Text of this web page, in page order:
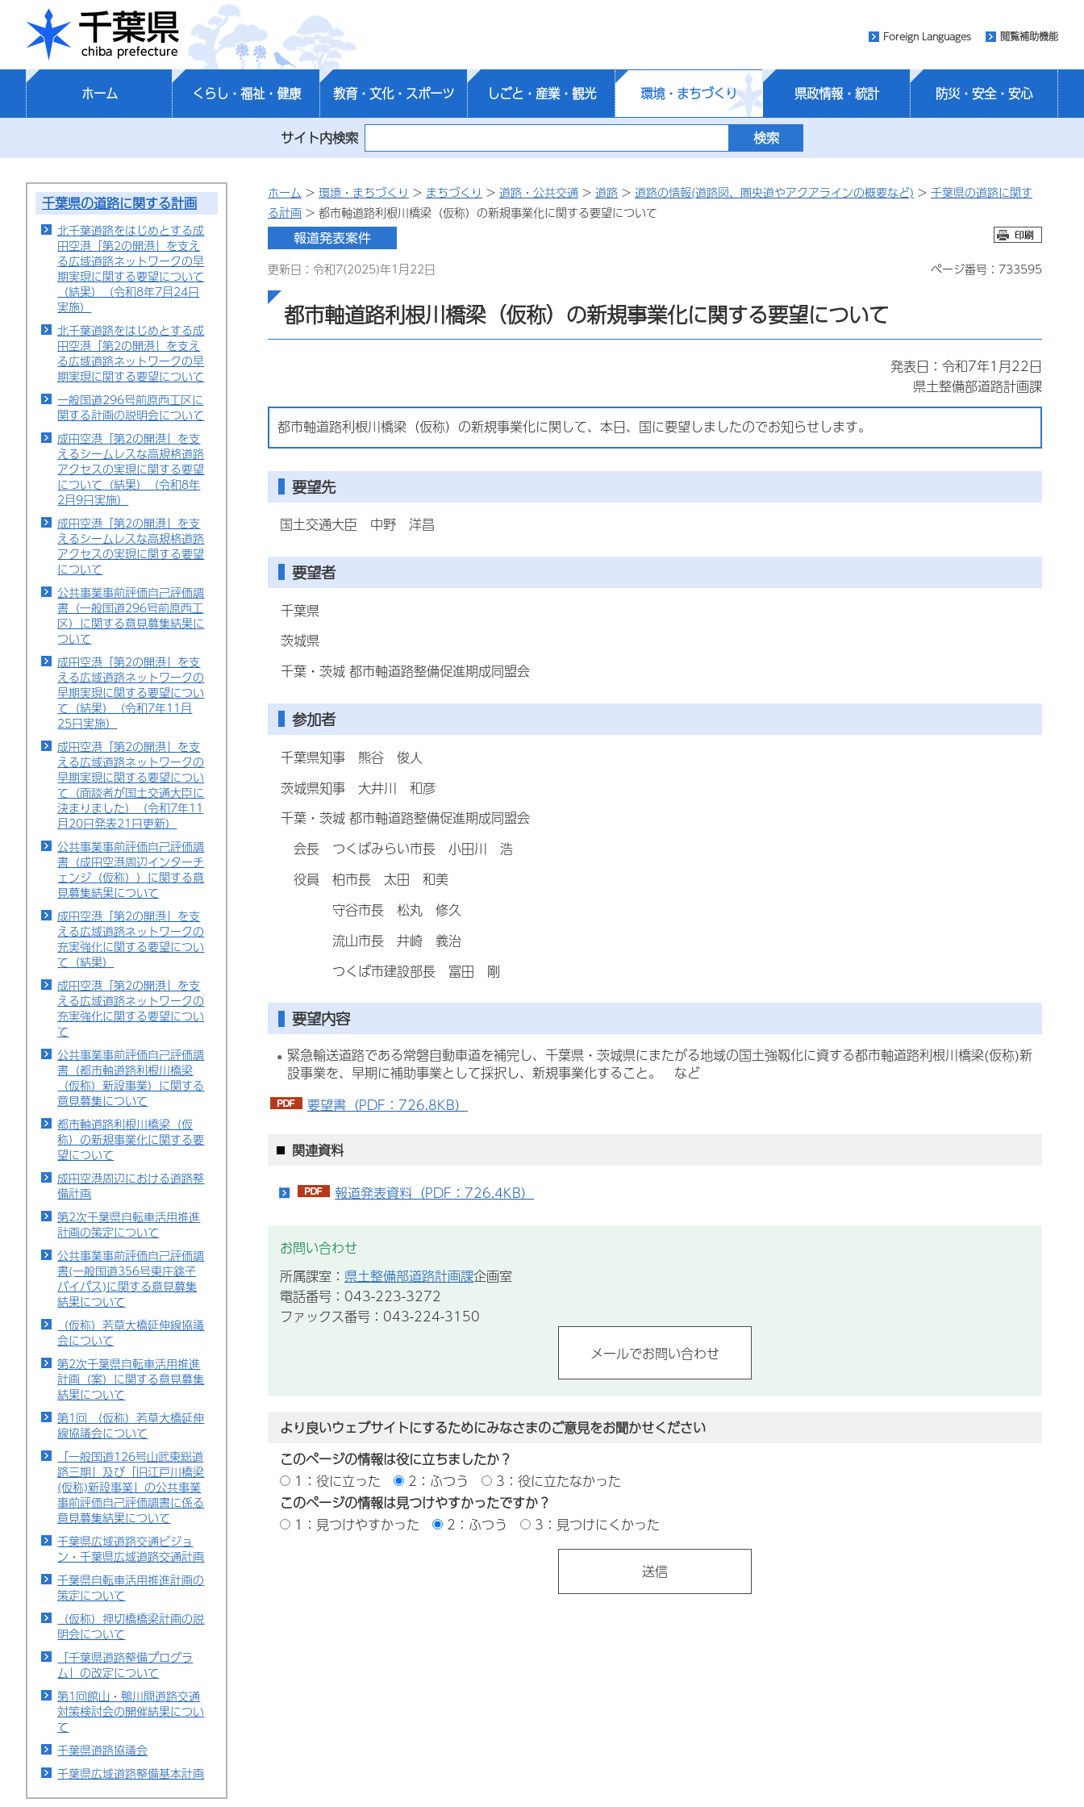
千葉県
Foreign Languages 閲覧補助機能
ホーム くらし・福祉・健康 教育・文化・スポーツ しごと・産業・観光 環境・まちづくり 県政情報・統計 防災・安全・安心
サイト内検索
千葉県の道路に関する計画
北千葉道路をはじめとする成
田空港「第2の開港」を支え
る広域道路ネットワークの早
期実現に関する要望について
（結果）（令和8年7月24日
実施）
北千葉道路をはじめとする成
田空港「第2の開港」を支え
る広域道路ネットワークの早
期実現に関する要望について
一般国道296号前原西工区に
関する計画の説明会について
成田空港「第2の開港」を支
えるシームレスな高規格道路
アクセスの実現に関する要望
について（結果）（令和8年
2月9日実施）
成田空港「第2の開港」を支
えるシームレスな高規格道路
アクセスの実現に関する要望
について
公共事業事前評価自己評価調
書（一般国道296号前原西工
区）に関する意見募集結果に
ついて
成田空港「第2の開港」を支
える広域道路ネットワークの
早期実現に関する要望につい
て（結果）（令和7年11月
25日実施）
成田空港「第2の開港」を支
える広域道路ネットワークの
早期実現に関する要望につい
て（面談者が国土交通大臣に
決まりました）（令和7年11
月20日発表21日更新）
公共事業事前評価自己評価調
書（成田空港周辺インターチ
ェンジ（仮称））に関する意
見募集結果について
成田空港「第2の開港」を支
える広域道路ネットワークの
充実強化に関する要望につい
て（結果）
成田空港「第2の開港」を支
える広域道路ネットワークの
充実強化に関する要望につい
て
公共事業事前評価自己評価調
書（都市軸道路利根川橋梁
（仮称）新設事業）に関する
意見募集について
都市軸道路利根川橋梁（仮
称）の新規事業化に関する要
望について
成田空港周辺における道路整
備計画
第2次千葉県自転車活用推進
計画の策定について
公共事業事前評価自己評価調
書(一般国道356号東庄銚子
バイパス)に関する意見募集
結果について
（仮称）若草大橋延伸線協議
会について
第2次千葉県自転車活用推進
計画（案）に関する意見募集
結果について
第1回 （仮称）若草大橋延伸
線協議会について
「一般国道126号山武東総道
路三期」及び「旧江戸川橋梁
(仮称)新設事業」の公共事業
事前評価自己評価調書に係る
意見募集結果について
千葉県広域道路交通ビジョ
ン・千葉県広域道路交通計画
千葉県自転車活用推進計画の
策定について
（仮称）押切橋橋梁計画の説
明会について
「千葉県道路整備プログラ
ム」の改定について
第1回館山・鴨川間道路交通
対策検討会の開催結果につい
て
千葉県道路協議会
千葉県広域道路整備基本計画
ホーム > 環境・まちづくり > まちづくり > 道路・公共交通 > 道路 > 道路の情報(道路図、圏央道やアクアラインの概要など) > 千葉県の道路に関す
る計画 > 都市軸道路利根川橋梁（仮称）の新規事業化に関する要望について
更新日：令和7(2025)年1月22日 ページ番号：733595
都市軸道路利根川橋梁（仮称）の新規事業化に関する要望について
発表日：令和7年1月22日
県土整備部道路計画課
都市軸道路利根川橋梁（仮称）の新規事業化に関して、本日、国に要望しましたのでお知らせします。
要望先
国土交通大臣 中野 洋昌
要望者
千葉県
茨城県
千葉・茨城 都市軸道路整備促進期成同盟会
参加者
千葉県知事 熊谷 俊人
茨城県知事 大井川 和彦
千葉・茨城 都市軸道路整備促進期成同盟会
会長 つくばみらい市長 小田川 浩
役員 柏市長 太田 和美
守谷市長 松丸 修久
流山市長 井崎 義治
つくば市建設部長 富田 剛
要望内容
緊急輸送道路である常磐自動車道を補完し、千葉県・茨城県にまたがる地域の国土強靱化に資する都市軸道路利根川橋梁(仮称)新
設事業を、早期に補助事業として採択し、新規事業化すること。 など
要望書（PDF：726.8KB）
関連資料
報道発表資料（PDF：726.4KB）
お問い合わせ
所属課室： 県土整備部道路計画課企画室
電話番号：043-223-3272
ファックス番号：043-224-3150
より良いウェブサイトにするためにみなさまのご意見をお聞かせください
このページの情報は役に立ちましたか？
1：役に立った
2：ふつう
3：役に立たなかった
このページの情報は見つけやすかったですか？
1：見つけやすかった
2：ふつう 3：見つけにくかった